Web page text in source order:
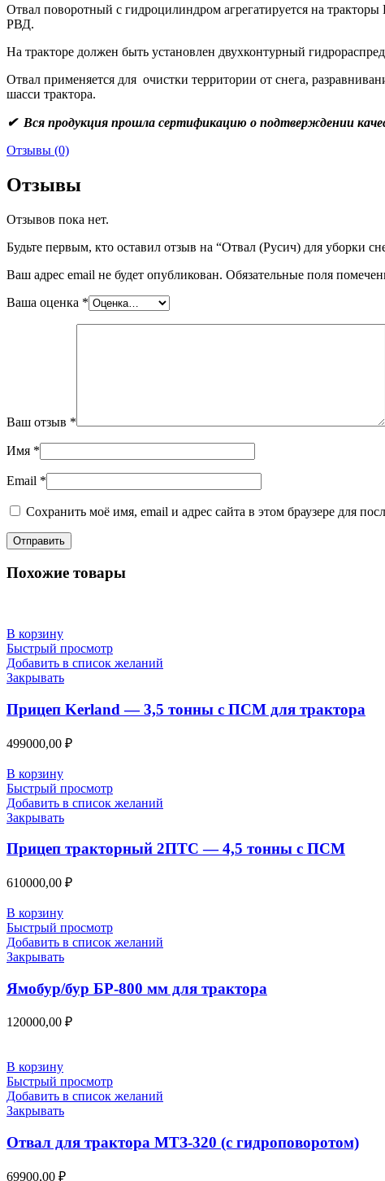
Отвал поворотный с гидроцилиндром агрегатируется на
РВД.
На тракторе должен быть установлен двухконтурный
Отвал применяется для очистки территории от снега,
шасси трактора.
✔ Вся продукция прошла сертификацию о подтверждении
Отзывы (0)
Отзывы
Отзывов пока нет.
Будьте первым, кто оставил отзыв на “Отвал (Русич) для уборки
Ваш адрес email не будет опубликован. Обязательные поля
Ваша оценка *
Ваш отзыв *
Имя *
Email *
Сохранить моё имя, email и адрес сайта в этом браузере для
Похожие товары
В корзину
Быстрый просмотр
Добавить в список желаний
Закрывать
Прицеп Kerland — 3,5 тонны с ПСМ для трактора
499000,00 ₽
В корзину
Быстрый просмотр
Добавить в список желаний
Закрывать
Прицеп тракторный 2ПТС — 4,5 тонны с ПСМ
610000,00 ₽
В корзину
Быстрый просмотр
Добавить в список желаний
Закрывать
Ямобур/бур БР-800 мм для трактора
120000,00 ₽
В корзину
Быстрый просмотр
Добавить в список желаний
Закрывать
Отвал для трактора МТЗ-320 (с гидроповоротом)
69900,00 ₽